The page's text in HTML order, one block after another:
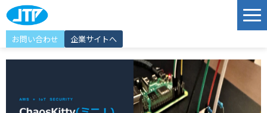
お問い合わせ 企業サイトへ
サービス
ソリューション
導入事例